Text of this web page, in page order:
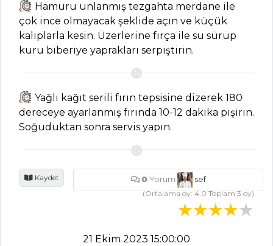
Et Yemekleri Tüm
Tarifleri
Zeytinli Tapas
Hardal Tarifi,
Babagannuş
Tarifi, Nasıl Yapılır?
Hamuru unlanmış tezgahta merdane ile
çok ince olmayacak şeklide açın ve küçük
kalıplarla kesin. Üzerlerine fırça ile su sürüp
kuru biberiye yaprakları serpiştirin.
Yağlı kağıt serili fırın tepsisine dizerek 180
dereceye ayarlanmış fırında 10-12 dakika pişirin.
Soğuduktan sonra servis yapın.
Kaydet 0 Yorum
sef
(Ortalama oy:4.0Toplam3oy)
21 Ekim 2023 15:00:00